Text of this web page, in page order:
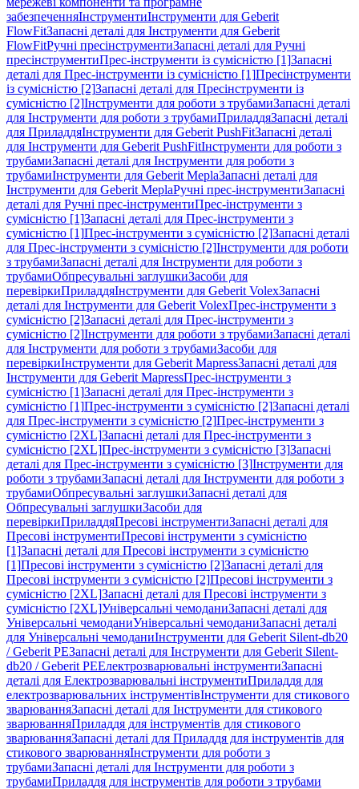
забезпеченняІнструментиІнструменти для Geberit
FlowFitЗапасні деталі для Інструменти для Geberit
FlowFitРучні пресінструментиЗапасні деталі для Ручні
пресінструментиПрес-інструменти із сумісністю [1]Запасні
деталі для Прес-інструменти із сумісністю [1]Пресінструменти
із сумісністю [2]Запасні деталі для Пресінструменти із
сумісністю [2]Інструменти для роботи з трубамиЗапасні деталі
для Інструменти для роботи з трубамиПриладдяЗапасні деталі
для ПриладдяІнструменти для Geberit PushFitЗапасні деталі
для Інструменти для Geberit PushFitІнструменти для роботи з
трубамиЗапасні деталі для Інструменти для роботи з
трубамиІнструменти для Geberit MeplaЗапасні деталі для
Інструменти для Geberit MeplaРучні прес-інструментиЗапасні
деталі для Ручні прес-інструментиПрес-інструменти з
сумісністю [1]Запасні деталі для Прес-інструменти з
сумісністю [1]Прес-інструменти з сумісністю [2]Запасні деталі
для Прес-інструменти з сумісністю [2]Інструменти для роботи
з трубамиЗапасні деталі для Інструменти для роботи з
трубамиОбпресувальні заглушкиЗасоби для
перевіркиПриладдяІнструменти для Geberit VolexЗапасні
деталі для Інструменти для Geberit VolexПрес-інструменти з
сумісністю [2]Запасні деталі для Прес-інструменти з
сумісністю [2]Інструменти для роботи з трубамиЗапасні деталі
для Інструменти для роботи з трубамиЗасоби для
перевіркиІнструменти для Geberit MapressЗапасні деталі для
Інструменти для Geberit MapressПрес-інструменти з
сумісністю [1]Запасні деталі для Прес-інструменти з
сумісністю [1]Прес-інструменти з сумісністю [2]Запасні деталі
для Прес-інструменти з сумісністю [2]Прес-інструменти з
сумісністю [2XL]Запасні деталі для Прес-інструменти з
сумісністю [2XL]Прес-інструменти з сумісністю [3]Запасні
деталі для Прес-інструменти з сумісністю [3]Інструменти для
роботи з трубамиЗапасні деталі для Інструменти для роботи з
трубамиОбпресувальні заглушкиЗапасні деталі для
Обпресувальні заглушкиЗасоби для
перевіркиПриладдяПресові інструментиЗапасні деталі для
Пресові інструментиПресові інструменти з сумісністю
[1]Запасні деталі для Пресові інструменти з сумісністю
[1]Пресові інструменти з сумісністю [2]Запасні деталі для
Пресові інструменти з сумісністю [2]Пресові інструменти з
сумісністю [2XL]Запасні деталі для Пресові інструменти з
сумісністю [2XL]Універсальні чемоданиЗапасні деталі для
Універсальні чемоданиУніверсальні чемоданиЗапасні деталі
для Універсальні чемоданиІнструменти для Geberit Silent-db20
/ Geberit PEЗапасні деталі для Інструменти для Geberit Silent-
db20 / Geberit PEЕлектрозварювальні інструментиЗапасні
деталі для Електрозварювальні інструментиПриладдя для
електрозварювальних інструментівІнструменти для стикового
зварюванняЗапасні деталі для Інструменти для стикового
зварюванняПриладдя для інструментів для стикового
зварюванняЗапасні деталі для Приладдя для інструментів для
стикового зварюванняІнструменти для роботи з
трубамиЗапасні деталі для Інструменти для роботи з
трубамиПриладдя для інструментів для роботи з трубами